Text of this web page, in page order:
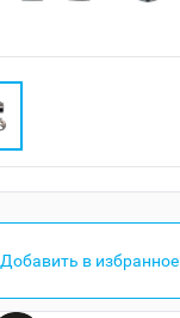
Добавить в избранное